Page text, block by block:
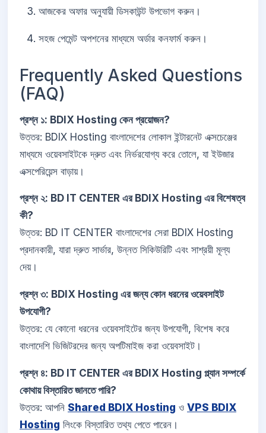
আজকের অফার অনুযায়ী ডিসকাউন্ট উপভোগ করুন।
সহজ পেমেন্ট অপশনের মাধ্যমে অর্ডার কনফার্ম করুন।
Frequently Asked Questions
(FAQ)
প্রশ্ন ১: BDIX Hosting কেন প্রয়োজন?
উত্তর: BDIX Hosting বাংলাদেশের লোকাল ইন্টারনেট এক্সচেঞ্জের
মাধ্যমে ওয়েবসাইটকে দ্রুত এবং নির্ভরযোগ্য করে তোলে, যা ইউজার
এক্সপেরিয়েন্স বাড়ায়।
প্রশ্ন ২: BD IT CENTER এর BDIX Hosting এর বিশেষত্ব
কী?
উত্তর: BD IT CENTER বাংলাদেশের সেরা BDIX Hosting
প্রদানকারী, যারা দ্রুত সার্ভার, উন্নত সিকিউরিটি এবং সাশ্রয়ী মূল্য
দেয়।
প্রশ্ন ৩: BDIX Hosting এর জন্য কোন ধরনের ওয়েবসাইট
উপযোগী?
উত্তর: যে কোনো ধরনের ওয়েবসাইটের জন্য উপযোগী, বিশেষ করে
বাংলাদেশি ভিজিটরদের জন্য অপটিমাইজ করা ওয়েবসাইট।
প্রশ্ন ৪: BD IT CENTER এর BDIX Hosting প্ল্যান সম্পর্কে
কোথায় বিস্তারিত জানতে পারি?
উত্তর: আপনি Shared BDIX Hosting ও VPS BDIX
Hosting লিংকে বিস্তারিত তথ্য পেতে পারেন।